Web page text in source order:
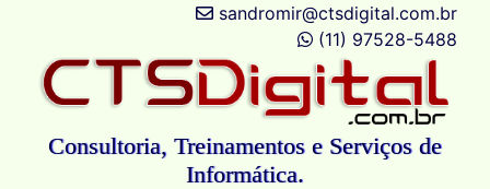
sandromir@ctsdigital.com.br
(11) 97528-5488
Consultoria, Treinamentos e Serviços de
Informática.